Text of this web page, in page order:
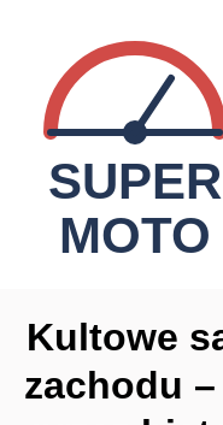
Kultowe
zachodu